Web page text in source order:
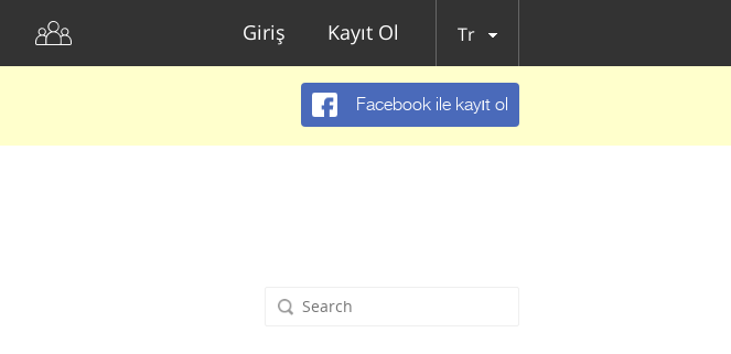
Giriş Kayıt Ol Tr
Facebook ile kayıt ol